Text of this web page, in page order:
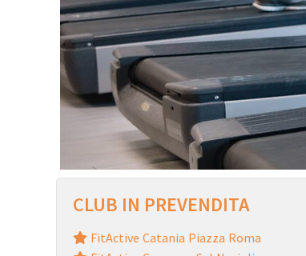
CLUB IN PREVENDITA
FitActive Catania Piazza Roma